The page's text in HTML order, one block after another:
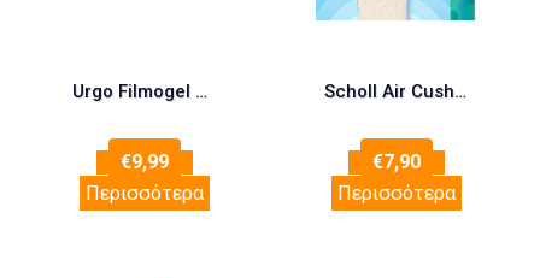
Urgo Filmogel Cracks Hands & Feet 3,25ml (Για Θεραπεία των Σκασμένων Χεριών & Ποδιών)
€9,99
Περισσότερα
Scholl Air Cushion Ανατομικοί Πάτοι Παπουτσιών F940014715 2τμχ
€7,90
Περισσότερα